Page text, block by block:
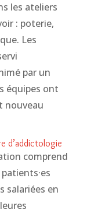
les ateliers
: poterie,
Les
par un
équipes ont
nouveau
d’addictologie
comprend
salariées en